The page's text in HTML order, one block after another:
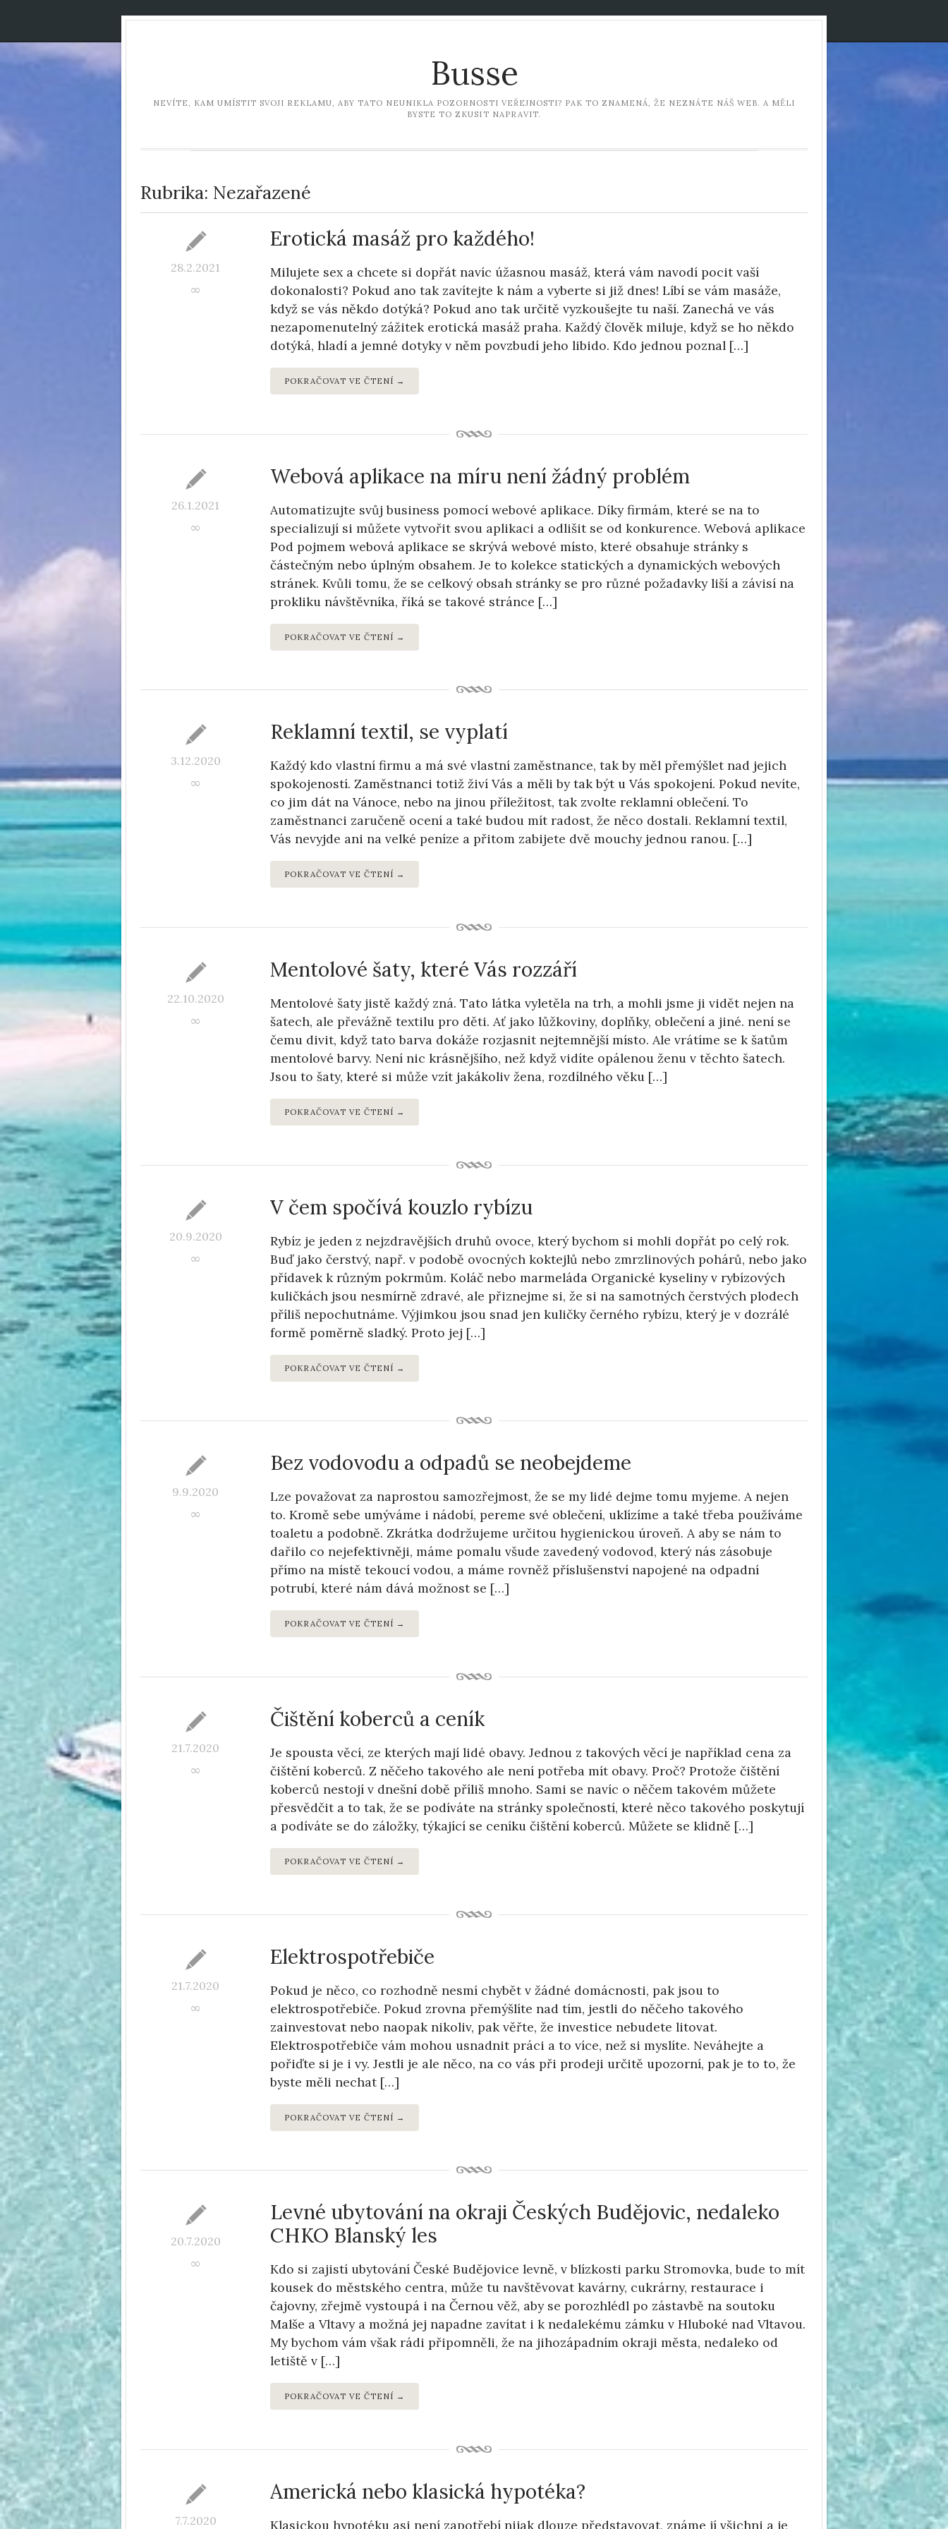
Busse
NEVÍTE, KAM UMÍSTIT SVOJI REKLAMU, ABY TATO NEUNIKLA POZORNOSTI VEŘEJNOSTI? PAK TO ZNAMENÁ, ŽE NEZNÁTE NÁŠ WEB. A MĚLI
BYSTE TO ZKUSIT NAPRAVIT.
Rubrika: Nezařazené
28.2.2021
∞
Erotická masáž pro každého!
Milujete sex a chcete si dopřát navíc úžasnou masáž, která vám navodí pocit vaší
dokonalosti? Pokud ano tak zavítejte k nám a vyberte si již dnes! Líbí se vám masáže,
když se vás někdo dotýká? Pokud ano tak určitě vyzkoušejte tu naší. Zanechá ve vás
nezapomenutelný zážitek erotická masáž praha. Každý člověk miluje, když se ho někdo
dotýká, hladí a jemné dotyky v něm povzbudí jeho libido. Kdo jednou poznal […]
POKRAČOVAT VE ČTENÍ →
26.1.2021
∞
Webová aplikace na míru není žádný problém
Automatizujte svůj business pomocí webové aplikace. Díky firmám, které se na to
specializují si můžete vytvořit svou aplikaci a odlišit se od konkurence. Webová aplikace
Pod pojmem webová aplikace se skrývá webové místo, které obsahuje stránky s
částečným nebo úplným obsahem. Je to kolekce statických a dynamických webových
stránek. Kvůli tomu, že se celkový obsah stránky se pro různé požadavky liší a závisí na
prokliku návštěvníka, říká se takové stránce […]
POKRAČOVAT VE ČTENÍ →
3.12.2020
∞
Reklamní textil, se vyplatí
Každý kdo vlastní firmu a má své vlastní zaměstnance, tak by měl přemýšlet nad jejich
spokojeností. Zaměstnanci totiž živí Vás a měli by tak být u Vás spokojení. Pokud nevíte,
co jim dát na Vánoce, nebo na jinou příležitost, tak zvolte reklamní oblečení. To
zaměstnanci zaručeně ocení a také budou mít radost, že něco dostali. Reklamní textil,
Vás nevyjde ani na velké peníze a přitom zabijete dvě mouchy jednou ranou. […]
POKRAČOVAT VE ČTENÍ →
22.10.2020
∞
Mentolové šaty, které Vás rozzáří
Mentolové šaty jistě každý zná. Tato látka vyletěla na trh, a mohli jsme ji vidět nejen na
šatech, ale převážně textilu pro děti. Ať jako lůžkoviny, doplňky, oblečení a jiné. není se
čemu divit, když tato barva dokáže rozjasnit nejtemnější místo. Ale vrátíme se k šatům
mentolové barvy. Není nic krásnějšího, než když vidíte opálenou ženu v těchto šatech.
Jsou to šaty, které si může vzít jakákoliv žena, rozdílného věku […]
POKRAČOVAT VE ČTENÍ →
20.9.2020
∞
V čem spočívá kouzlo rybízu
Rybíz je jeden z nejzdravějších druhů ovoce, který bychom si mohli dopřát po celý rok.
Buď jako čerstvý, např. v podobě ovocných koktejlů nebo zmrzlinových pohárů, nebo jako
přídavek k různým pokrmům. Koláč nebo marmeláda Organické kyseliny v rybízových
kuličkách jsou nesmírně zdravé, ale přiznejme si, že si na samotných čerstvých plodech
příliš nepochutnáme. Výjimkou jsou snad jen kuličky černého rybízu, který je v dozrálé
formě poměrně sladký. Proto jej […]
POKRAČOVAT VE ČTENÍ →
9.9.2020
∞
Bez vodovodu a odpadů se neobejdeme
Lze považovat za naprostou samozřejmost, že se my lidé dejme tomu myjeme. A nejen
to. Kromě sebe umýváme i nádobí, pereme své oblečení, uklízíme a také třeba používáme
toaletu a podobně. Zkrátka dodržujeme určitou hygienickou úroveň. A aby se nám to
dařilo co nejefektivněji, máme pomalu všude zavedený vodovod, který nás zásobuje
přímo na místě tekoucí vodou, a máme rovněž příslušenství napojené na odpadní
potrubí, které nám dává možnost se […]
POKRAČOVAT VE ČTENÍ →
21.7.2020
∞
Čištění koberců a ceník
Je spousta věcí, ze kterých mají lidé obavy. Jednou z takových věcí je například cena za
čištění koberců. Z něčeho takového ale není potřeba mít obavy. Proč? Protože čištění
koberců nestojí v dnešní době příliš mnoho. Sami se navíc o něčem takovém můžete
přesvědčit a to tak, že se podíváte na stránky společností, které něco takového poskytují
a podíváte se do záložky, týkající se ceníku čištění koberců. Můžete se klidně […]
POKRAČOVAT VE ČTENÍ →
21.7.2020
∞
Elektrospotřebiče
Pokud je něco, co rozhodně nesmí chybět v žádné domácnosti, pak jsou to
elektrospotřebiče. Pokud zrovna přemýšlíte nad tím, jestli do něčeho takového
zainvestovat nebo naopak nikoliv, pak věřte, že investice nebudete litovat.
Elektrospotřebiče vám mohou usnadnit práci a to více, než si myslíte. Neváhejte a
pořiďte si je i vy. Jestli je ale něco, na co vás při prodeji určitě upozorní, pak je to to, že
byste měli nechat […]
POKRAČOVAT VE ČTENÍ →
20.7.2020
∞
Levné ubytování na okraji Českých Budějovic, nedaleko
CHKO Blanský les
Kdo si zajistí ubytování České Budějovice levně, v blízkosti parku Stromovka, bude to mít
kousek do městského centra, může tu navštěvovat kavárny, cukrárny, restaurace i
čajovny, zřejmě vystoupá i na Černou věž, aby se porozhlédl po zástavbě na soutoku
Malše a Vltavy a možná jej napadne zavítat i k nedalekému zámku v Hluboké nad Vltavou.
My bychom vám však rádi připomněli, že na jihozápadním okraji města, nedaleko od
letiště v […]
POKRAČOVAT VE ČTENÍ →
7.7.2020
Americká nebo klasická hypotéka?
Klasickou hypotéku asi není zapotřebí nijak dlouze představovat, známe jí všichni a je